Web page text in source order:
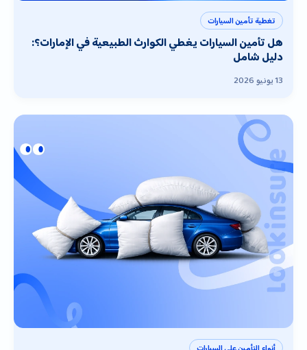
تغطية تأمين السيارات
هل تأمين السيارات يغطي الكوارث الطبيعية في الإمارات؟:
دليل شامل
13 يونيو 2026